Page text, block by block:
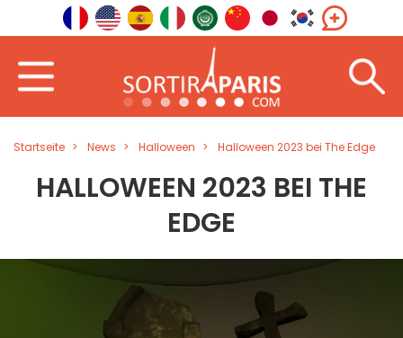
Startseite News Halloween Halloween 2023 bei The Edge
HALLOWEEN 2023 BEI THE
EDGE